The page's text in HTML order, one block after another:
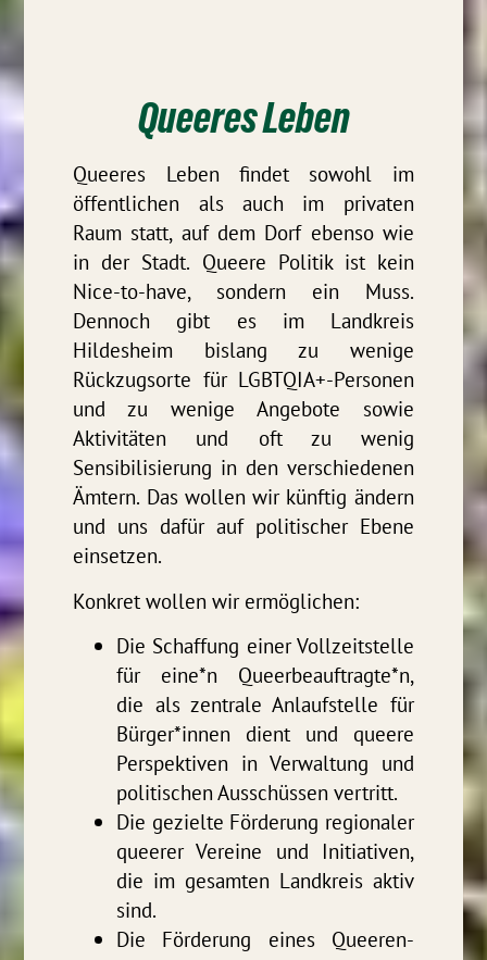
Queeres Leben
Queeres Leben findet sowohl im
öffentlichen als auch im privaten
Raum statt, auf dem Dorf ebenso wie
in der Stadt. Queere Politik ist kein
Nice-to-have, sondern ein Muss.
Dennoch gibt es im Landkreis
Hildesheim bislang zu wenige
Rückzugsorte für LGBTQIA+-Personen
und zu wenige Angebote sowie
Aktivitäten und oft zu wenig
Sensibilisierung in den verschiedenen
Ämtern. Das wollen wir künftig ändern
und uns dafür auf politischer Ebene
einsetzen.
Konkret wollen wir ermöglichen:
Die Schaffung einer Vollzeitstelle
für eine*n Queerbeauftragte*n,
die als zentrale Anlaufstelle für
Bürger*innen dient und queere
Perspektiven in Verwaltung und
politischen Ausschüssen vertritt.
Die gezielte Förderung regionaler
queerer Vereine und Initiativen,
die im gesamten Landkreis aktiv
sind.
Die Förderung eines Queeren-